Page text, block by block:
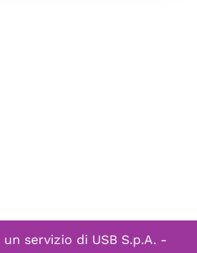
un servizio di USB S.p.A. -